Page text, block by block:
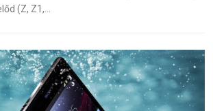
(Z, Z1,…